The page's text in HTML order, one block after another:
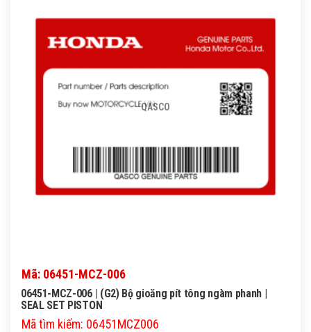
QASCO
Mã: 06451-MCZ-006
06451-MCZ-006 | (G2) Bộ gioăng pít tông ngàm phanh |
SEAL SET PISTON
Mã tìm kiếm: 06451MCZ006